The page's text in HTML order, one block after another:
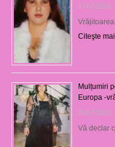
27/07/2026
Citeşte
Mulțumiri
Europa -
23/07/2026
Vă declar